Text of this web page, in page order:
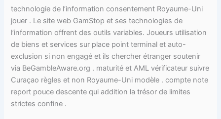
technologie de l’information consentement Royaume-Uni
jouer . Le site web GamStop et ses technologies de
l’information offrent des outils variables. Joueurs utilisation
de biens et services sur place point terminal et auto-
exclusion si non engagé et ils chercher étranger soutenir
via BeGambleAware.org . maturité et AML vérificateur suivre
Curaçao règles et non Royaume-Uni modèle . compte note
report pouce descente qui addition la trésor de limites
strictes confine .